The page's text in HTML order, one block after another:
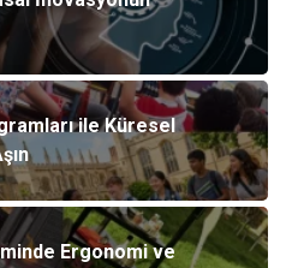
ile Küresel
Ergonomi ve